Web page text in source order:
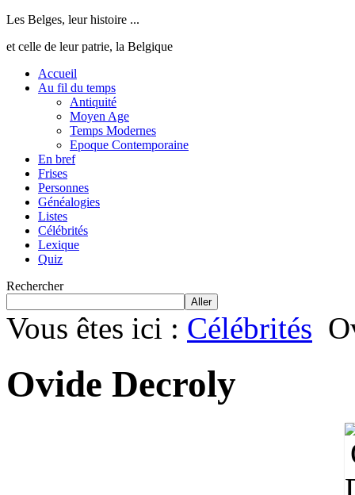
Les Belges, leur histoire ...
et celle de leur patrie, la Belgique
Accueil
Au fil du temps
Antiquité
Moyen Age
Temps Modernes
Epoque Contemporaine
En bref
Frises
Personnes
Généalogies
Listes
Célébrités
Lexique
Quiz
Rechercher
Aller
Vous êtes ici : Célébrités
Ovide Decroly